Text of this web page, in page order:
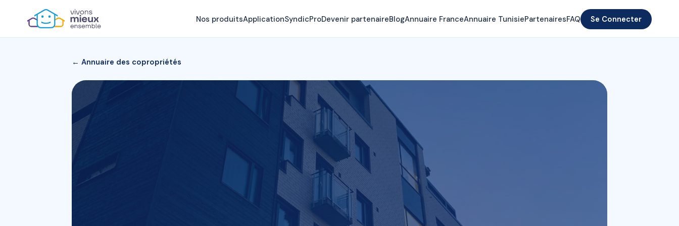
Nos produitsApplicationSyndicProDevenir partenaireBlogAnnuaire FranceAnnuaire TunisiePartenairesFAQ Se Connecter
← Annuaire des copropriétés